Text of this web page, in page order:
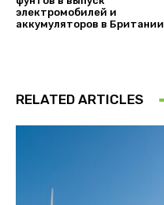
электромобилей и
аккумуляторов в Британии
RELATED ARTICLES